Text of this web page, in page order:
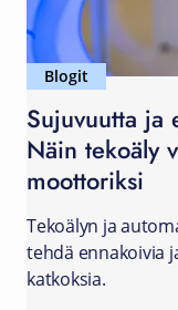
Blogit
Sujuvuutta ja
Näin tekoäly
moottoriksi
Tekoälyn ja
tehdä ennakoivia
katkoksia.